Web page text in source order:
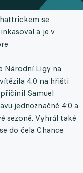
se
a je v
Národní Ligy na
4:0 na hřišti
Samuel
jednoznačně 4:0 a
sezoně. Vyhrál také
do čela Chance